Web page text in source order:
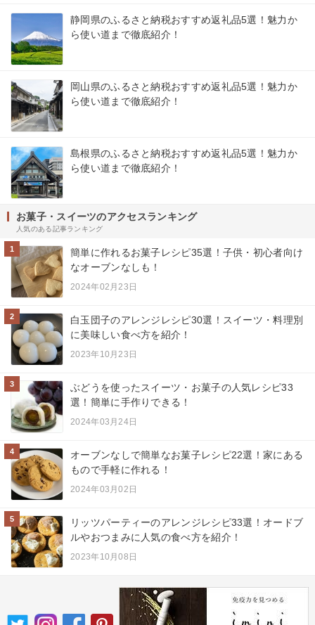
静岡県のふるさと納税おすすめ返礼品5選！魅力か
ら使い道まで徹底紹介！
岡山県のふるさと納税おすすめ返礼品5選！魅力か
ら使い道まで徹底紹介！
島根県のふるさと納税おすすめ返礼品5選！魅力か
ら使い道まで徹底紹介！
お菓子・スイーツのアクセスランキング
人気のある記事ランキング
1
簡単に作れるお菓子レシピ35選！子供・初心者向け
なオーブンなしも！
2024年02月23日
2
白玉団子のアレンジレシピ30選！スイーツ・料理別
に美味しい食べ方を紹介！
2023年10月23日
3
ぶどうを使ったスイーツ・お菓子の人気レシピ33
選！簡単に手作りできる！
2024年03月24日
4
オーブンなしで簡単なお菓子レシピ22選！家にある
もので手軽に作れる！
2024年03月02日
5
リッツパーティーのアレンジレシピ33選！オードブ
ルやおつまみに人気の食べ方を紹介！
2023年10月08日